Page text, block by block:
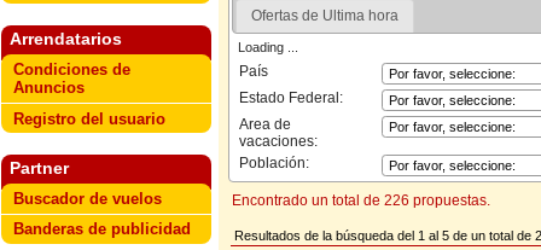
Arrendatarios
Condiciones de
Anuncios
Registro del usuario
Partner
Buscador de vuelos
Banderas de publicidad
Ofertas de Ultima hora
Loading ...
País
Estado Federal:
Area de
vacaciones:
Población:
Encontrado un total de 226 propuestas.
Resultados de la búsqueda del 1 al 5 de un total de